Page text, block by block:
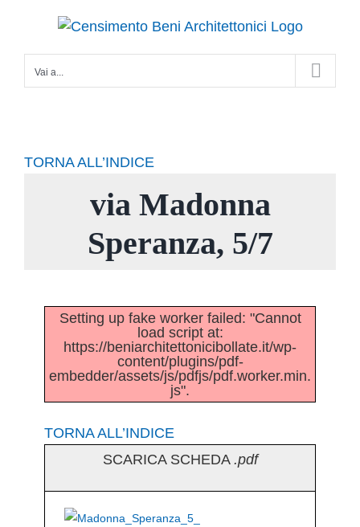
contenuto
Vai a...
TORNA ALL’INDICE
via Madonna
Speranza, 5/7
Setting up fake worker failed: "Cannot
load script at:
https://beniarchitettonicibollate.it/wp-
content/plugins/pdf-
embedder/assets/js/pdfjs/pdf.worker.min.
js".
TORNA ALL’INDICE
SCARICA SCHEDA .pdf